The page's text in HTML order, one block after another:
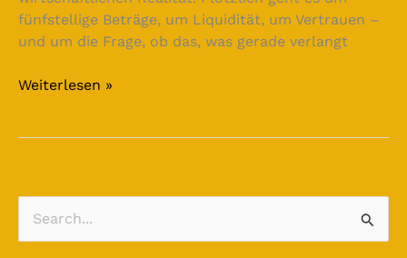
fünfstellige Beträge, um Liquidität, um Vertrauen –
und um die Frage, ob das, was gerade verlangt
Weiterlesen »